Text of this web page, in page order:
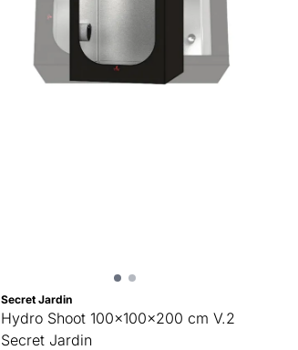
Secret Jardin
Hydro Shoot 100x100x200 cm V.2
Secret Jardin